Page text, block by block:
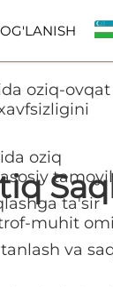
oziq-ovqat
oziq
ta'sir
muhit
va